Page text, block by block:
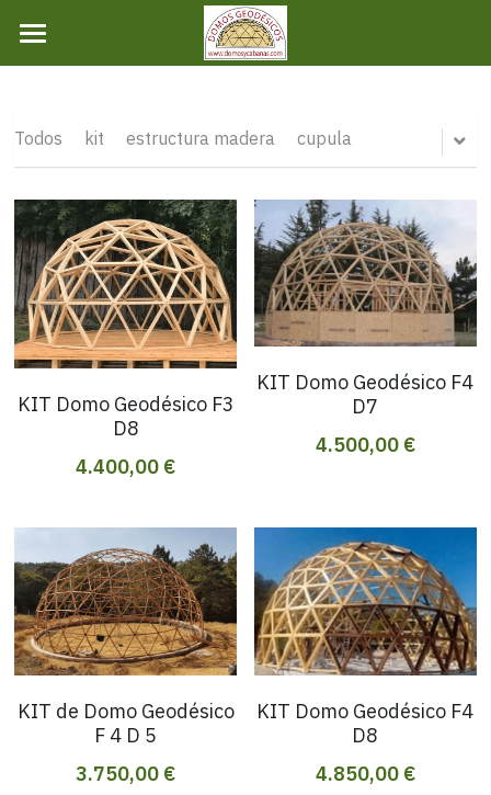
INICIO
DOMOS
KIT
CARACTERISTICAS
Caracteristicas
Español
Español
SOLICITAR PRESUPUESTO
Todos kit estructura madera cupula
KIT Domo Geodésico F3
D8
4.400,00 €
KIT Domo Geodésico F4
D7
4.500,00 €
KIT de Domo Geodésico
F 4 D 5
3.750,00 €
KIT Domo Geodésico F4
D8
4.850,00 €
CATEGORÍAS DE LA TIENDA
CATEGORÍAS DE BLOG